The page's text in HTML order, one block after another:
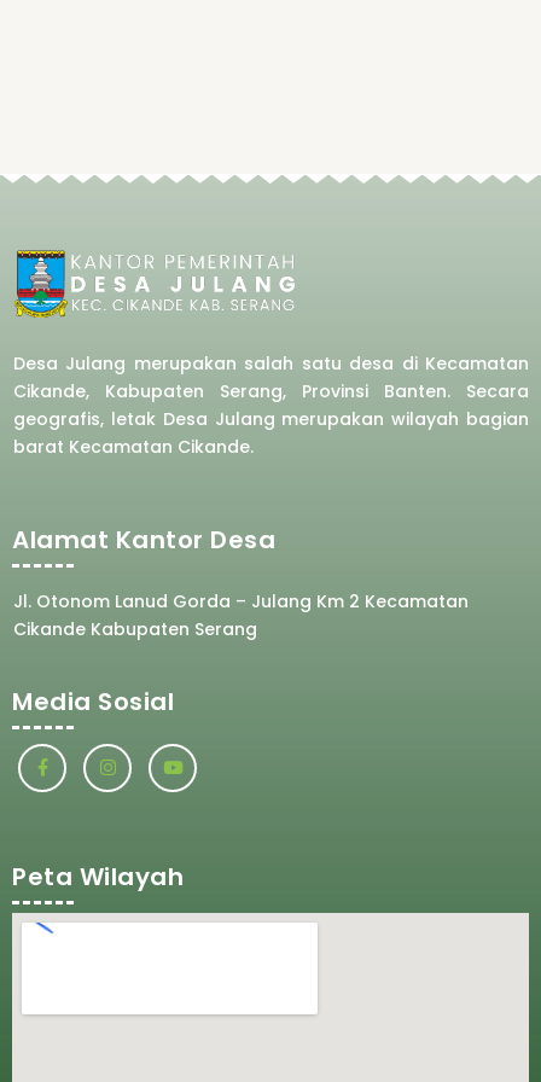
Desa Julang merupakan salah satu desa di Kecamatan
Cikande, Kabupaten Serang, Provinsi Banten. Secara
geografis, letak Desa Julang merupakan wilayah bagian
barat Kecamatan Cikande.
Alamat Kantor Desa
Jl. Otonom Lanud Gorda – Julang Km 2 Kecamatan
Cikande Kabupaten Serang
Media Sosial
Peta Wilayah